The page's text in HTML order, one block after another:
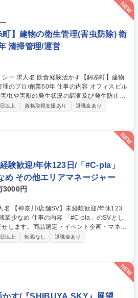
ト企画（季節、周年など）・商品の在庫管
備）・収益管理・人員管理（アルバイト社
）・商品配置の検討（自店舗の客層や商品
置を行います）など 募集職種 【北
123日/「#C-pla」カプセルトイ/残業少なめ
】建物の衛生管理(害虫防除) 衛
清掃管理/運営
糸町】建物
年 仕事の内容 オフィスビル
虫や害獣の発生状況の調査及び発生防止の
法」に基づき建物の管理者に義務付けられ
定した事業です。 【詳細】調査結
合は提案及び見積もりの作成から受注まで
計段階から携わり、ねずみが侵入しにくい
ョンも行います。 【働き方】残業平均30
ますが、残業削減のために増員募集中。
有(手当/振休有) 【競合優位性】全員が正社
選ばれています。 募集職種 飲食経
管理(害虫防除)■衛生管理のプロ/創業60年
以上 資格取得支援あり
退職金あり
験歓迎/年休123日/「#C-pla」
め その他エリアマネージャー
3000円
pla」のSVとし
します。商品選定・イベント企画・マネジ
ますので裁量権を持ちながらキャリアを積
務詳細】・カプセルト
中から、自店舗の客層や売上を踏まえて、
ト企画（季節、周年など）・商品の在庫管
備）・収益管理・人員管理（アルバイト社
）・商品配置の検討（自店舗の客層や商品
置を行います）など 募集職種 【神
以上 転勤なし
退職金あり
かす/『SHIBUYA SKY』展望